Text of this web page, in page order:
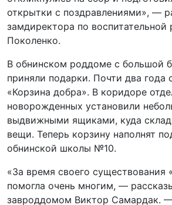
открытки с поздравлениями», —
замдиректора по воспитательной
Поколенко.
В обнинском роддоме с большой
приняли подарки. Почти два года
«Корзина добра». В коридоре
новорожденных установили
выдвижными ящиками, куда
вещи. Теперь корзину наполнят
обнинской школы №10.
«За время своего существования
помогла очень многим, —
завроддомом Виктор Самардак.